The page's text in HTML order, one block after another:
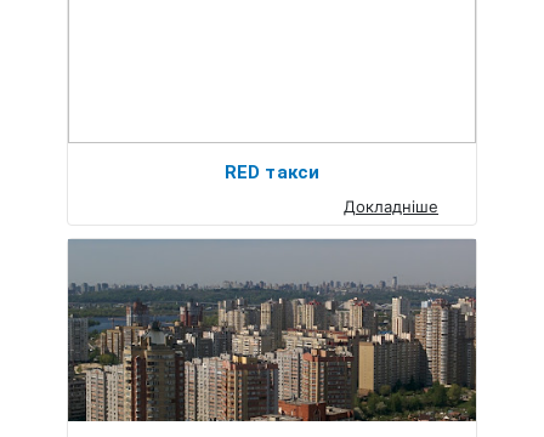
RED такси
Докладніше